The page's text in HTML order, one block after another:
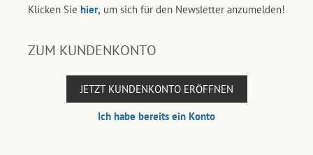
Klicken Sie hier, um sich für den Newsletter anzumelden!
ZUM KUNDENKONTO
JETZT KUNDENKONTO ERÖFFNEN
Ich habe bereits ein Konto